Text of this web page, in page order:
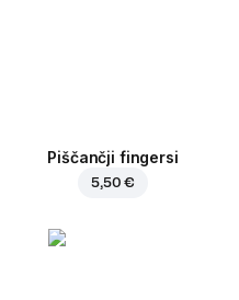
Piščančji fingersi
5,50 €